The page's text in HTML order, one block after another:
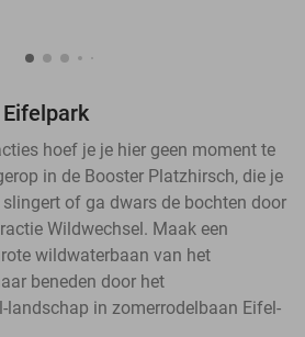
hoef je je hier geen moment te
in de Booster Platzhirsch, die je
of ga dwars de bochten door
Wildwechsel. Maak een
wildwaterbaan van het
beneden door het
landschap in zomerrodelbaan Eifel-